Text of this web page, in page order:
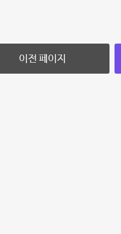
이전 페이지